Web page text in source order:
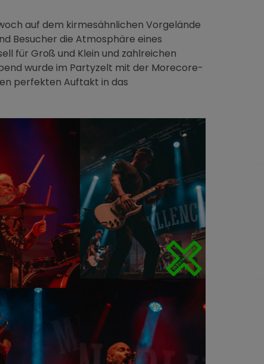
auf dem kirmesähnlichen Vorgelände
Besucher die Atmosphäre eines
für Groß und Klein und zahlreichen
wurde im Partyzelt mit der Morecore-
perfekten Auftakt in das